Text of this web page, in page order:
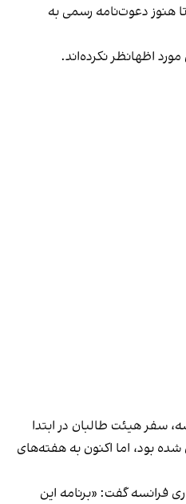
هنوز دعوت‌نامه رسمی به
اظهانظر نکرده‌اند.
سفر هیئت طالبان در ابتدا
شده بود، اما اکنون به هفته‌های
فرانسه گفت: «برنامه این